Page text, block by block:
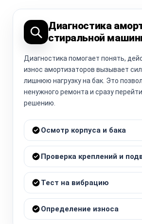
Диагностика
стиральной
Диагностика помогает понять,
износ амортизаторов вызывает
лишнюю нагрузку на бак. Это
ненужного ремонта и сразу
решению.
Осмотр корпуса и бака
Проверка креплений и
Тест на вибрацию
Определение износа